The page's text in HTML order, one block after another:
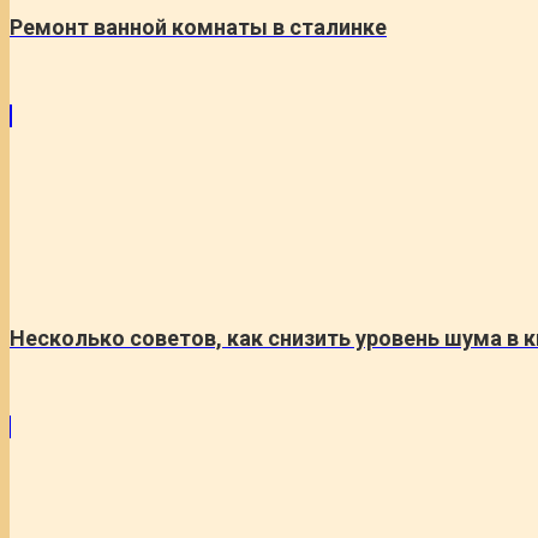
Ремонт ванной комнаты в сталинке
Несколько советов, как снизить уровень шума в